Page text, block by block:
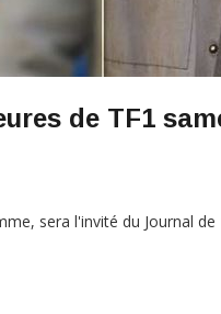
de TF1
sera l'invité du Journal de